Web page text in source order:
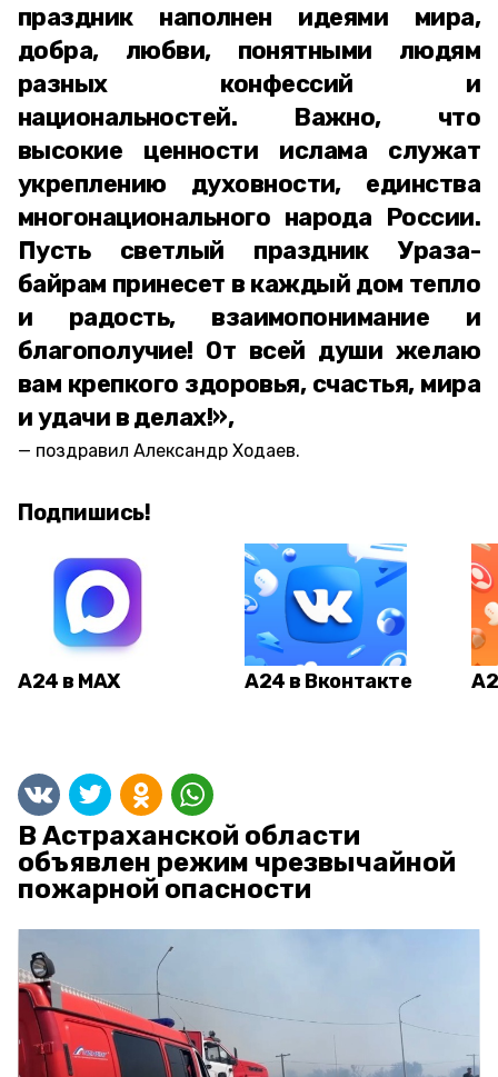
праздник наполнен идеями мира,
добра, любви, понятными людям
разных конфессий и
национальностей. Важно, что
высокие ценности ислама служат
укреплению духовности, единства
многонационального народа России.
Пусть светлый праздник Ураза-
байрам принесет в каждый дом тепло
и радость, взаимопонимание и
благополучие! От всей души желаю
вам крепкого здоровья, счастья, мира
и удачи в делах!»,
поздравил Александр Ходаев.
Подпишись!
А24 в MAX А24 в Вконтакте
В Астраханской области
объявлен режим чрезвычайной
пожарной опасности